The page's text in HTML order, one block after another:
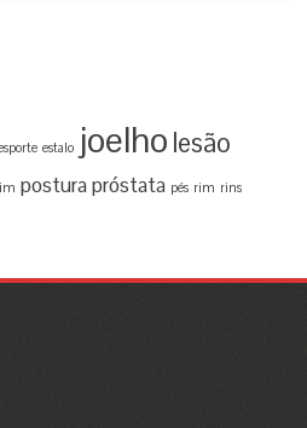
estalo joelho lesão
posturapróstata pés rim rins